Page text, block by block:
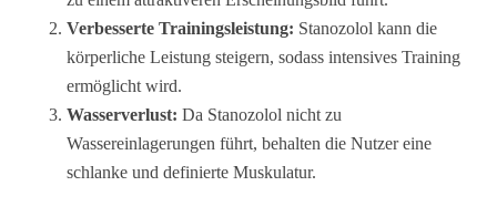
Verbesserte Trainingsleistung: Stanozolol kann die
körperliche Leistung steigern, sodass intensives Training
ermöglicht wird.
Wasserverlust: Da Stanozolol nicht zu
Wassereinlagerungen führt, behalten die Nutzer eine
schlanke und definierte Muskulatur.